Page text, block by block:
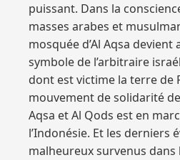
puissant. Dans la
masses arabes et
mosquée d’Al Aqsa devient
symbole de l’arbitraire
dont est victime la terre de
mouvement de solidarité
Aqsa et Al Qods est en
l’Indonésie. Et les derniers
malheureux survenus